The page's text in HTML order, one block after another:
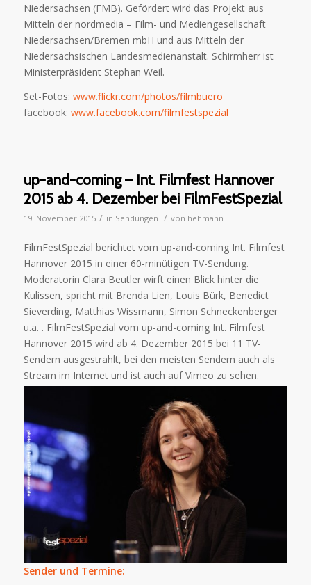
Niedersachsen (FMB). Gefördert wird das Projekt aus
Mitteln der nordmedia – Film- und Mediengesellschaft
Niedersachsen/Bremen mbH und aus Mitteln der
Niedersächsischen Landesmedienanstalt. Schirmherr ist
Ministerpräsident Stephan Weil.
Set-Fotos: www.flickr.com/photos/filmbuero
facebook: www.facebook.com/filmfestspezial
up-and-coming – Int. Filmfest Hannover
2015 ab 4. Dezember bei FilmFestSpezial
19. November 2015 / in Sendungen / von hehmann
FilmFestSpezial berichtet vom up-and-coming Int. Filmfest
Hannover 2015 in einer 60-minütigen TV-Sendung.
Moderatorin Clara Beutler wirft einen Blick hinter die
Kulissen, spricht mit Brenda Lien, Louis Bürk, Benedict
Sieverding, Matthias Wissmann, Simon Schneckenberger
u.a. . FilmFestSpezial vom up-and-coming Int. Filmfest
Hannover 2015 wird ab 4. Dezember 2015 bei 11 TV-
Sendern ausgestrahlt, bei den meisten Sendern auch als
Stream im Internet und ist auch auf Vimeo zu sehen.
Sender und Termine: